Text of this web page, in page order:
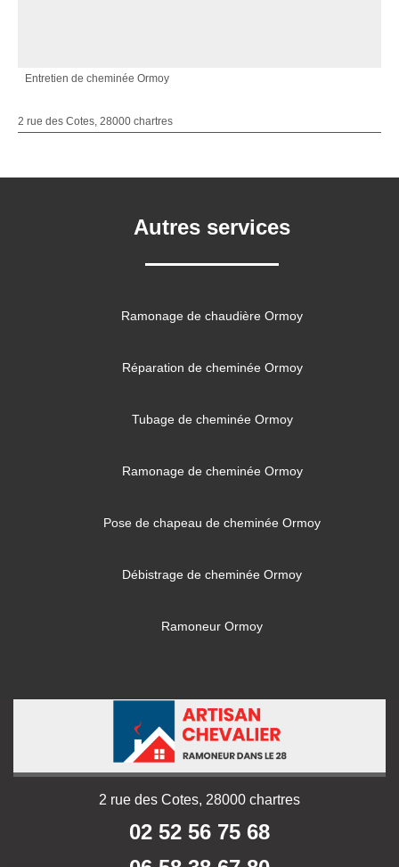
Entretien de cheminée Ormoy
2 rue des Cotes, 28000 chartres
Autres services
Ramonage de chaudière Ormoy
Réparation de cheminée Ormoy
Tubage de cheminée Ormoy
Ramonage de cheminée Ormoy
Pose de chapeau de cheminée Ormoy
Débistrage de cheminée Ormoy
Ramoneur Ormoy
2 rue des Cotes, 28000 chartres
02 52 56 75 68